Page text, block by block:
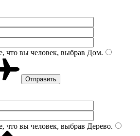
что вы человек, выбрав Дом.
что вы человек, выбрав Дерево.